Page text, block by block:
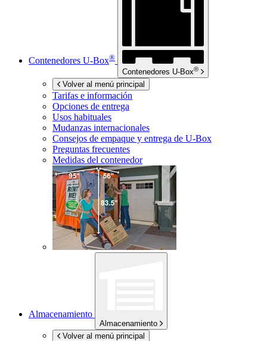
Contenedores U-Box®
Contenedores U-Box®
Volver al menú principal
Tarifas e información
Opciones de entrega
Usos habituales
Mudanzas internacionales
Consejos de empaque y entrega de U-Box
Preguntas frecuentes
Medidas del contenedor
Almacenamiento
Almacenamiento
Volver al menú principal